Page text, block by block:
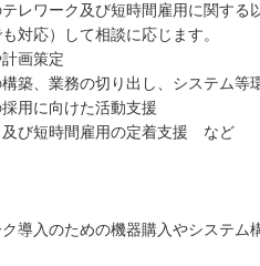
ワーク及び短時間雇用に関する
対応）して相談に応じます。
画策定
築、業務の切り出し、システム等
用に向けた活動支援
び短時間雇用の定着支援 など
入のための機器購入やシステム